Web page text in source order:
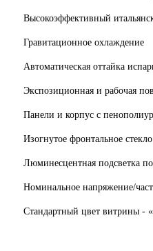
Высокоэффективный
Гравитационное охлаждение
Автоматическая оттайка
Экспозиционная и рабочая
Панели и корпус с
Изогнутое фронтальное стекло
Люминесцентная подсветка
Номинальное напряжение/
Стандартный цвет витрины -